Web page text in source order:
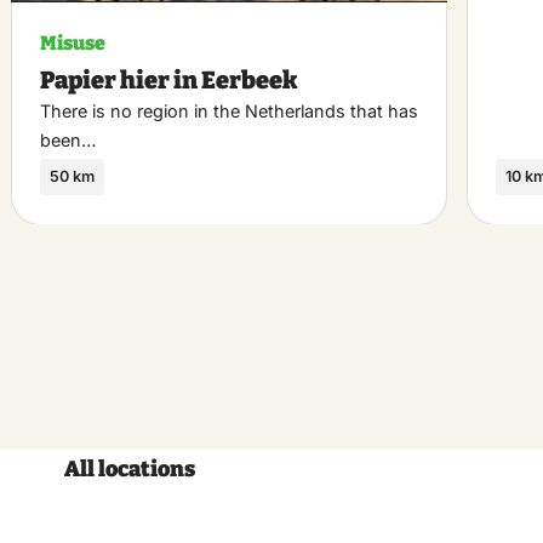
Misuse
Papier hier in Eerbeek
There is no region in the Netherlands that has
been…
50 km 10
All locations